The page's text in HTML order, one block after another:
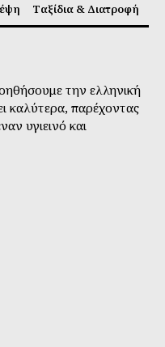
Ταξίδια & Διατροφή
την ελληνική
καλύτερα, παρέχοντας
υγιεινό και